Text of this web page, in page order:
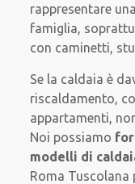
rappresentare
famiglia,
con caminetti,
Se la caldaia è
riscaldamento,
appartamenti,
Noi possiamo
modelli di
Roma Tuscolana